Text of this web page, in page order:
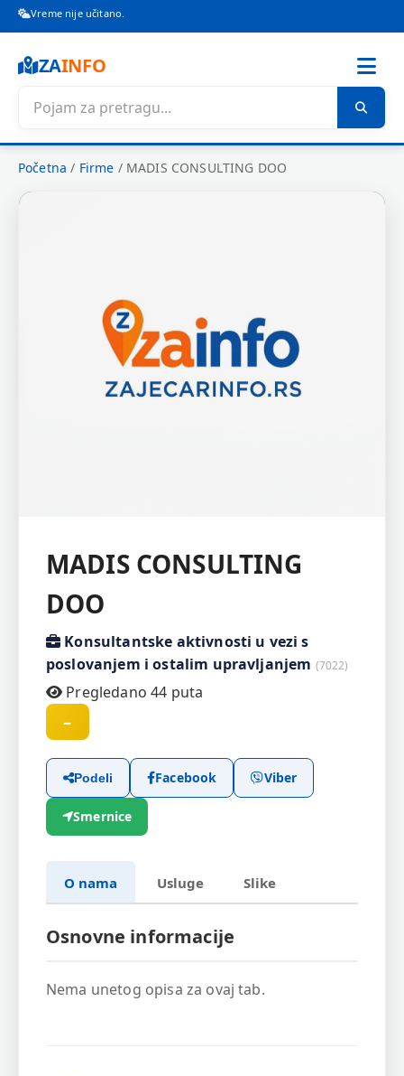
Vreme nije učitano.
ZAINFO
Početna / Firme / MADIS CONSULTING DOO
MADIS CONSULTING
DOO
Konsultantske aktivnosti u vezi s
poslovanjem i ostalim upravljanjem (7022)
Pregledano 44 puta
–
Podeli Facebook Viber
Smernice
O nama Usluge Slike
Osnovne informacije
Nema unetog opisa za ovaj tab.